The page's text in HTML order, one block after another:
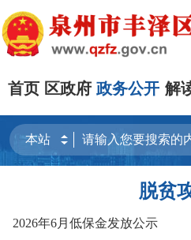
首页 区政府 政务公开 解
脱贫
2026年6月低保金发放公示